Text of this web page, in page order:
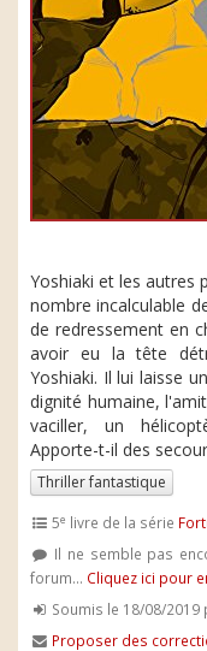
Yoshiaki et les autres
nombre incalculable
de redressement en
avoir eu la tête
Yoshiaki. Il lui laisse
dignité humaine,
vaciller, un
Apporte-t-il des
Thriller fantastique
5e livre de la série
Il ne semble pas
forum... Cliquez ici pour
Soumis le 18/08/2019
Proposer des